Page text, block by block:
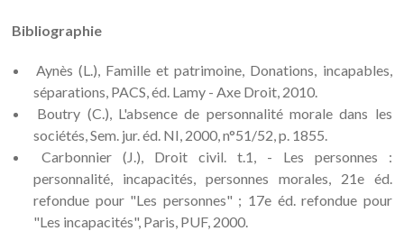
Bibliographie
Aynès (L.), Famille et patrimoine, Donations, incapables,
séparations, PACS, éd. Lamy - Axe Droit, 2010.
Boutry (C.), L'absence de personnalité morale dans les
sociétés, Sem. jur. éd. NI, 2000, n°51/52, p. 1855.
Carbonnier (J.), Droit civil. t.1, - Les personnes :
personnalité, incapacités, personnes morales, 21e éd.
refondue pour "Les personnes" ; 17e éd. refondue pour
"Les incapacités", Paris, PUF, 2000.